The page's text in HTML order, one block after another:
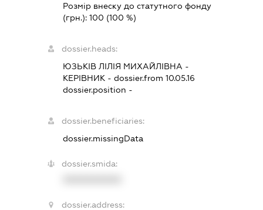
Розмір внеску до статутного фонду
(грн.): 100 (100 %)
dossier.heads:
ЮЗЬКІВ ЛІЛІЯ МИХАЙЛІВНА -
КЕРІВНИК - dossier.from 10.05.16
dossier.position -
dossier.beneficiaries:
dossier.missingData
dossier.smida:
dossier.address: